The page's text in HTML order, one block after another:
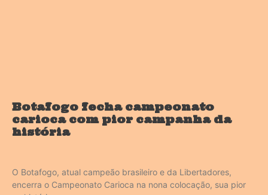
Botafogo fecha campeonato
carioca com pior campanha da
história
O Botafogo, atual campeão brasileiro e da Libertadores,
encerra o Campeonato Carioca na nona colocação, sua pior